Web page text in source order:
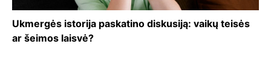
Ukmergės istorija paskatino diskusiją: vaikų teisės
ar šeimos laisvė?